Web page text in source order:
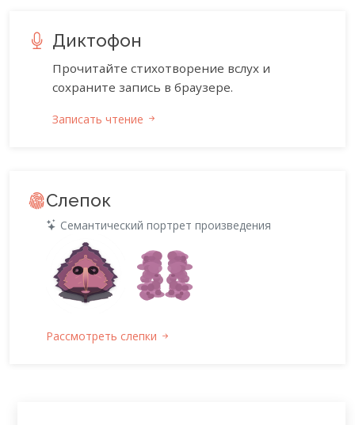
Диктофон
Прочитайте стихотворение вслух и
сохраните запись в браузере.
Записать чтение
Слепок
Семантический портрет произведения
Рассмотреть слепки